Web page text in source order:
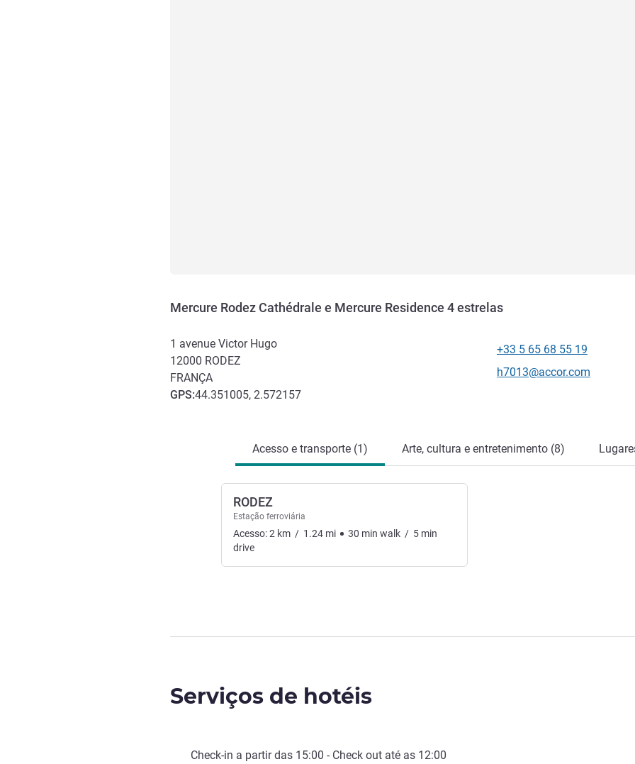
Mercure Rodez Cathédrale e Mercure Residence 4 estrelas
1 avenue Victor Hugo
12000 RODEZ
FRANÇA
GPS:44.351005, 2.572157
Telefone
+33 5 65 68 55 19
E-mail de contato
h7013@accor.com
Acesso e transporte (1) Arte, cultura e entretenimento (8)
RODEZ
Estação ferroviária
Acesso:2 km / 1.24 mi 30 min walk / 5 min
drive
Serviços de hotéis
Check-in a partir das 15:00 - Check out até as 12:00